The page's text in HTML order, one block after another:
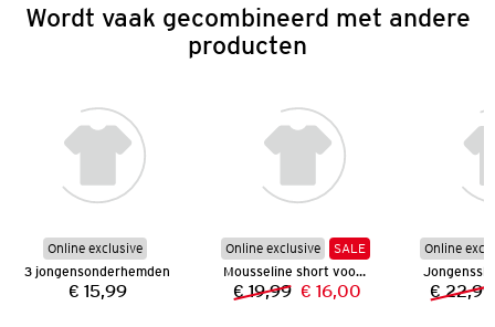
Wordt vaak gecombineerd met andere
producten
Online exclusive
3 jongensonderhemden
Prijs:
€ 15,99
Online exclusive
SALE
Mousseline short voor jongens
Vorige prijs:
€ 19,99 Nieuwe prijs:
€ 16,00
Online
€ 22,99